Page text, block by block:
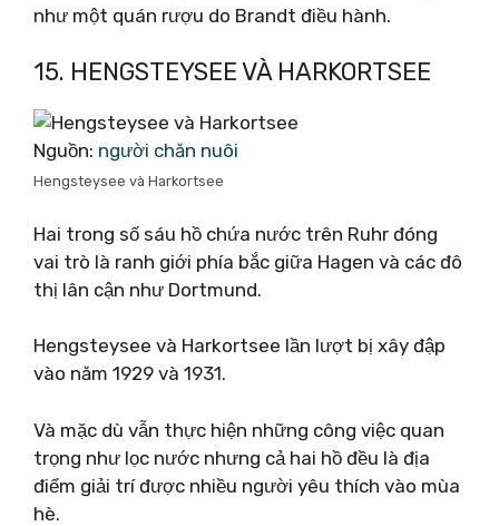
như một quán rượu do Brandt điều hành.
15. HENGSTEYSEE VÀ HARKORTSEE
Nguồn: người chăn nuôi
Hengsteysee và Harkortsee
Hai trong số sáu hồ chứa nước trên Ruhr đóng
vai trò là ranh giới phía bắc giữa Hagen và các đô
thị lân cận như Dortmund.
Hengsteysee và Harkortsee lần lượt bị xây đập
vào năm 1929 và 1931.
Và mặc dù vẫn thực hiện những công việc quan
trọng như lọc nước nhưng cả hai hồ đều là địa
điểm giải trí được nhiều người yêu thích vào mùa
hè.